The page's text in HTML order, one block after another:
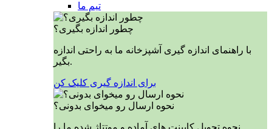
تیم ما
چطور اندازه بگیری؟
با راهنمای اندازه گیری آشپزخانه ما به راحتی اندازه
بگیر.
برای اندازه گیری کلیک کن
نحوه ارسال رو میخوای بدونی؟
نحوه تحویل کابینت های آماده و موتتاژ شده ما را